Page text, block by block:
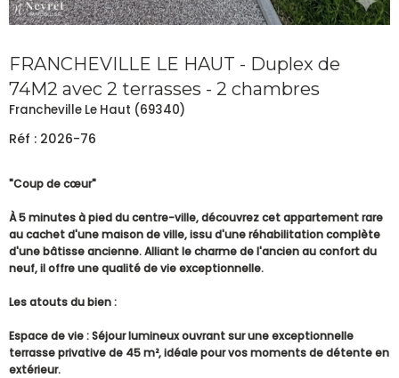
FRANCHEVILLE LE HAUT - Duplex de
74M2 avec 2 terrasses - 2 chambres
Francheville Le Haut (69340)
Réf : 2026-76
"Coup de cœur"
À 5 minutes à pied du centre-ville, découvrez cet appartement rare
au cachet d'une maison de ville, issu d'une réhabilitation complète
d'une bâtisse ancienne. Alliant le charme de l'ancien au confort du
neuf, il offre une qualité de vie exceptionnelle.
Les atouts du bien :
Espace de vie : Séjour lumineux ouvrant sur une exceptionnelle
terrasse privative de 45 m², idéale pour vos moments de détente en
extérieur.